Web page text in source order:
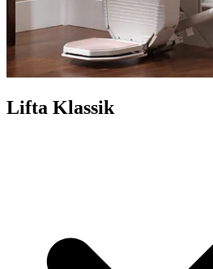
Lifta Klassik